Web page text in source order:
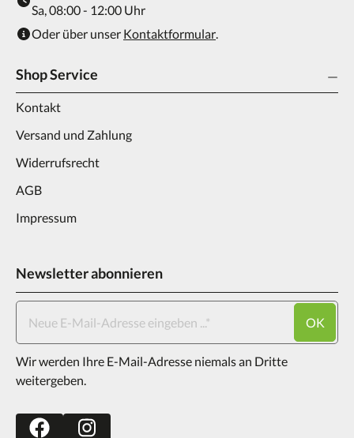
Sa, 08:00 - 12:00 Uhr
Oder über unser Kontaktformular.
Shop Service
Kontakt
Versand und Zahlung
Widerrufsrecht
AGB
Impressum
Newsletter abonnieren
OK
Wir werden Ihre E-Mail-Adresse niemals an Dritte
weitergeben.